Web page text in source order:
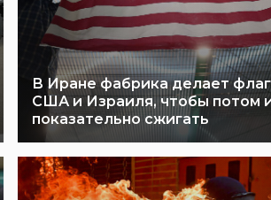
В Иране фабрика делает
США и Израиля, чтобы потом
показательно сжигать